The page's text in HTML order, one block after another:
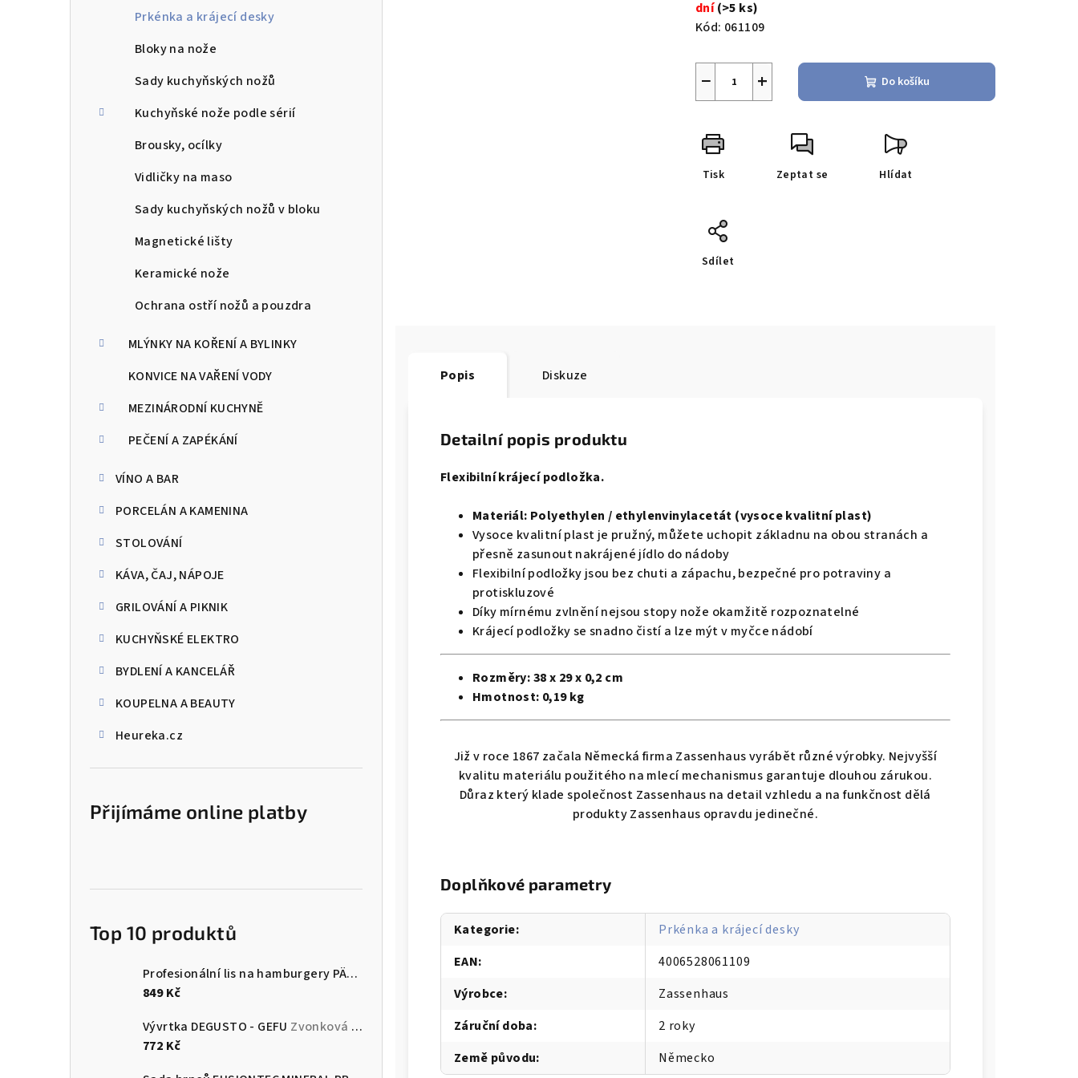
Prkénka a krájecí desky
Bloky na nože
Sady kuchyňských nožů
Kuchyňské nože podle sérií
Brousky, ocílky
Vidličky na maso
Sady kuchyňských nožů v bloku
Magnetické lišty
Keramické nože
Ochrana ostří nožů a pouzdra
MLÝNKY NA KOŘENÍ A BYLINKY
KONVICE NA VAŘENÍ VODY
MEZINÁRODNÍ KUCHYNĚ
PEČENÍ A ZAPÉKÁNÍ
VÍNO A BAR
PORCELÁN A KAMENINA
STOLOVÁNÍ
KÁVA, ČAJ, NÁPOJE
GRILOVÁNÍ A PIKNIK
KUCHYŇSKÉ ELEKTRO
BYDLENÍ A KANCELÁŘ
KOUPELNA A BEAUTY
Heureka.cz
Přijímáme online platby
Top 10 produktů
Profesionální lis na hamburgery PÄTTI - GEFU
849 Kč
Vývrtka DEGUSTO - GEFU Zvonková vývrtka DEGUSTO - GEFU
772 Kč
dní(>5 ks)
Kód: 061109
+
− Do košíku
Tisk Zeptat se Hlídat
Sdílet
Popis Diskuze
Detailní popis produktu
Flexibilní krájecí podložka.
Materiál: Polyethylen / ethylenvinylacetát (vysoce kvalitní plast)
Vysoce kvalitní plast je pružný, můžete uchopit základnu na obou stranách a
přesně zasunout nakrájené jídlo do nádoby
Flexibilní podložky jsou bez chuti a zápachu, bezpečné pro potraviny a
protiskluzové
Díky mírnému zvlnění nejsou stopy nože okamžitě rozpoznatelné
Krájecí podložky se snadno čistí a lze mýt v myčce nádobí
Rozměry:38 x 29 x 0,2 cm
Hmotnost: 0,19 kg
Již v roce 1867 začala Německá firma Zassenhaus vyrábět různé výrobky. Nejvyšší
kvalitu materiálu použitého na mlecí mechanismus garantuje dlouhou zárukou.
Důraz který klade společnost Zassenhaus na detail vzhledu a na funkčnost dělá
produkty Zassenhaus opravdu jedinečné.
Doplňkové parametry
Kategorie:
Prkénka a krájecí desky
EAN:
4006528061109
Výrobce:
Zassenhaus
Záruční doba:
2 roky
Země původu: Německo